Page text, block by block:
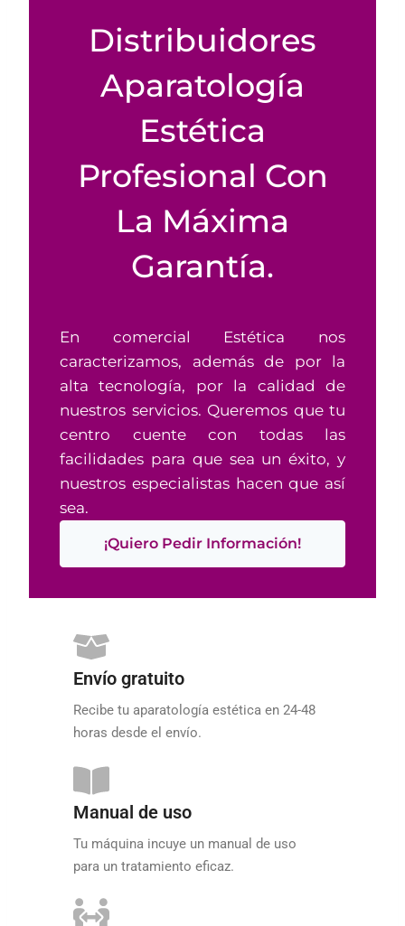
Distribuidores
Aparatología
Estética
Profesional Con
La Máxima
Garantía.
En comercial Estética nos
caracterizamos, además de por la
alta tecnología, por la calidad de
nuestros servicios. Queremos que tu
centro cuente con todas las
facilidades para que sea un éxito, y
nuestros especialistas hacen que así
sea.
¡Quiero Pedir Información!
Envío gratuito
Recibe tu aparatología estética en 24-48
horas desde el envío.
Manual de uso
Tu máquina incuye un manual de uso
para un tratamiento eficaz.